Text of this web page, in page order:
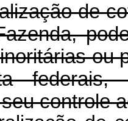
de
ou
controle